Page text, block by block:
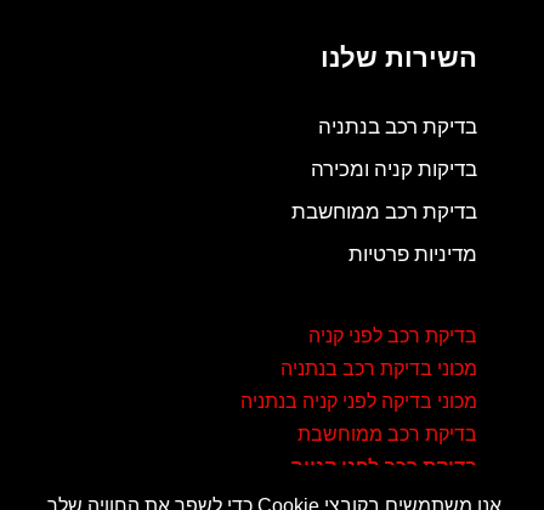
השירות שלנו
בדיקת רכב בנתניה
בדיקות קניה ומכירה
בדיקת רכב ממוחשבת
מדיניות פרטיות
בדיקת רכב לפני קניה
מכוני בדיקת רכב בנתניה
מכוני בדיקה לפני קניה בנתניה
בדיקת רכב ממוחשבת
בדיקת רכב לפני קנייה
אנו משתמשים בקובצי Cookie כדי לשפר את החוויה שלך.